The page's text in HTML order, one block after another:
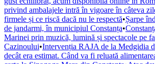
privind ambalajele intră în vigoare în câteva
firmele și ce riscă dacă nu le respectă•Șarpe
de jandarmi, în municipiul Constanța•
Marinei prin muzică, lumină și spectacole pe
Cazinoului•Intervenția RAJA de la Medgidia
decât era estimat. Când va fi reluată